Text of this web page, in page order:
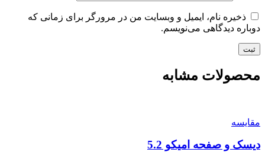
ذخیره نام، ایمیل و وبسایت من در مرورگر برای زمانی که
دوباره دیدگاهی می‌نویسم.
محصولات مشابه
مقایسه
دیسک و صفحه امیکو 5.2